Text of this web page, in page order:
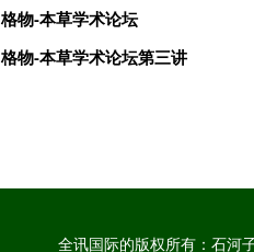
格物-本草学术论坛
格物-本草学术论坛第三讲
全讯国际的版权所有：石